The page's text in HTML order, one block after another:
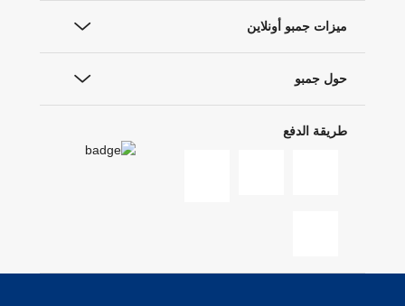
ميزات جمبو أونلاين
حول جمبو
طريقة الدفع